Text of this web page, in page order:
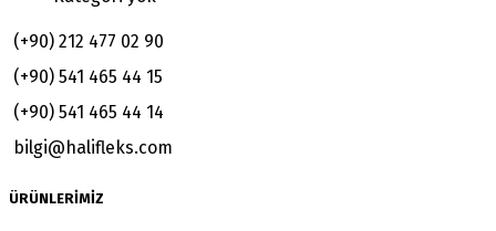
(+90) 212 477 02 90
(+90) 541 465 44 15
(+90) 541 465 44 14
bilgi@halifleks.com
ÜRÜNLERİMİZ